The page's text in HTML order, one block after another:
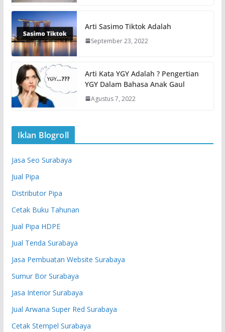
Arti Sasimo Tiktok Adalah
September 23, 2022
Arti Kata YGY Adalah ? Pengertian
YGY Dalam Bahasa Anak Gaul
Agustus 7, 2022
Iklan Blogroll
Jasa Seo Surabaya
Jual Pipa
Distributor Pipa
Cetak Buku Tahunan
Jual Pipa HDPE
Jual Tenda Surabaya
Jasa Pembuatan Website Surabaya
Sumur Bor Surabaya
Jasa Interior Surabaya
Jual Arwana Super Red Surabaya
Cetak Stempel Surabaya